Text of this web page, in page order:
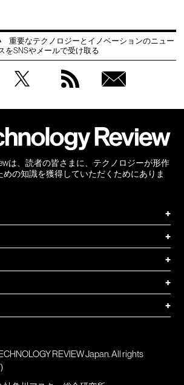
重要なテクノロジーとイノベーションのニュー
をSNSやメールで受け取る
は、読者の皆さまに、テクノロジーが形作
めの知識を獲得していただくためにありま
+
+
+
+
+
REVIEW Japan. All rights